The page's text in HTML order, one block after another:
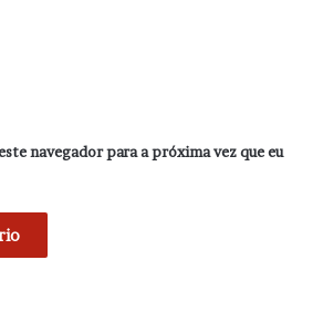
navegador para a próxima vez que eu